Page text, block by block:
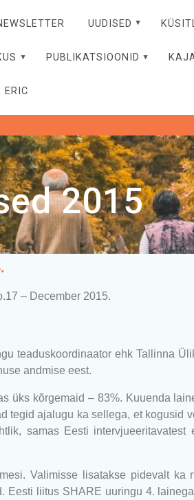
UUDISED
PUBLIKATSIOONID
ERIC
2015
– December 2015.
teaduskoordinaator ehk Tallinna
andmise eest.
üks kõrgemaid – 83%. Kuuenda
tegid ajalugu ka sellega, et kogusid
samas Eesti
Valimisse lisatakse pidevalt ka
liitus SHARE uuringu 4.